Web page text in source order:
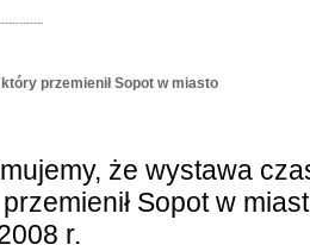
przemienił Sopot w miasto
że wystawa
Sopot w
r.